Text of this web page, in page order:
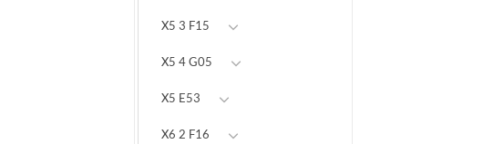
X5 3 F15
X5 4 G05
X5 E53
X6 2 F16